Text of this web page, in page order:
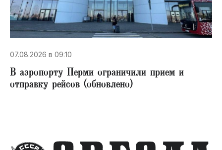
07.08.2026 в 09:10
В аэропорту Перми ограничили прием и
отправку рейсов (обновлено)